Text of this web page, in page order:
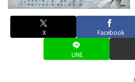
X Facebook
LINE